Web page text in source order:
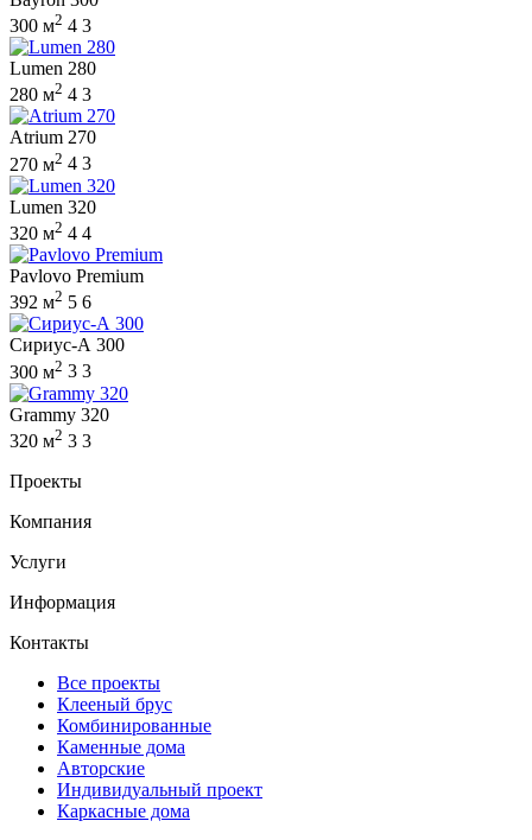
300 м2 4 3
Lumen 280
280 м2 4 3
Atrium 270
270 м2 4 3
Lumen 320
320 м2 4 4
Pavlovo Premium
392 м2 5 6
Сириус-А 300
300 м2 3 3
Grammy 320
320 м2 3 3
Проекты
Компания
Услуги
Информация
Контакты
Все проекты
Клееный брус
Комбинированные
Каменные дома
Авторские
Индивидуальный проект
Каркасные дома